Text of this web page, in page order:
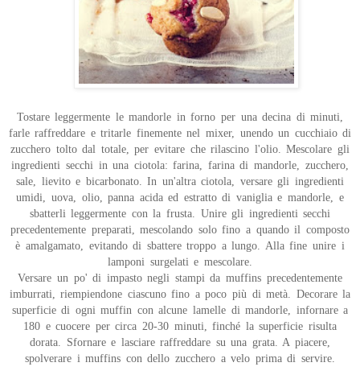
Tostare leggermente le mandorle in forno per una decina di minuti,
farle raffreddare e tritarle finemente nel mixer, unendo un cucchiaio di
zucchero tolto dal totale, per evitare che rilascino l'olio. Mescolare gli
ingredienti secchi in una ciotola: farina, farina di mandorle, zucchero,
sale, lievito e bicarbonato. In un'altra ciotola, versare gli ingredienti
umidi, uova, olio, panna acida ed estratto di vaniglia e mandorle, e
sbatterli leggermente con la frusta. Unire gli ingredienti secchi
precedentemente preparati, mescolando solo fino a quando il composto
è amalgamato, evitando di sbattere troppo a lungo. Alla fine unire i
lamponi surgelati e mescolare.
Versare un po' di impasto negli stampi da muffins precedentemente
imburrati, riempiendone ciascuno fino a poco più di metà. Decorare la
superficie di ogni muffin con alcune lamelle di mandorle, infornare a
180 e cuocere per circa 20-30 minuti, finché la superficie risulta
dorata. Sfornare e lasciare raffreddare su una grata. A piacere,
spolverare i muffins con dello zucchero a velo prima di servire.